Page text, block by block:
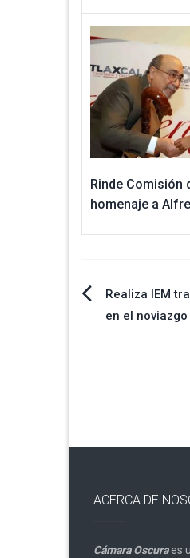
Rinde Comisión
homenaje a
Realiza IEM
en el noviazgo
ACERCA DE
Cámara Oscuraes